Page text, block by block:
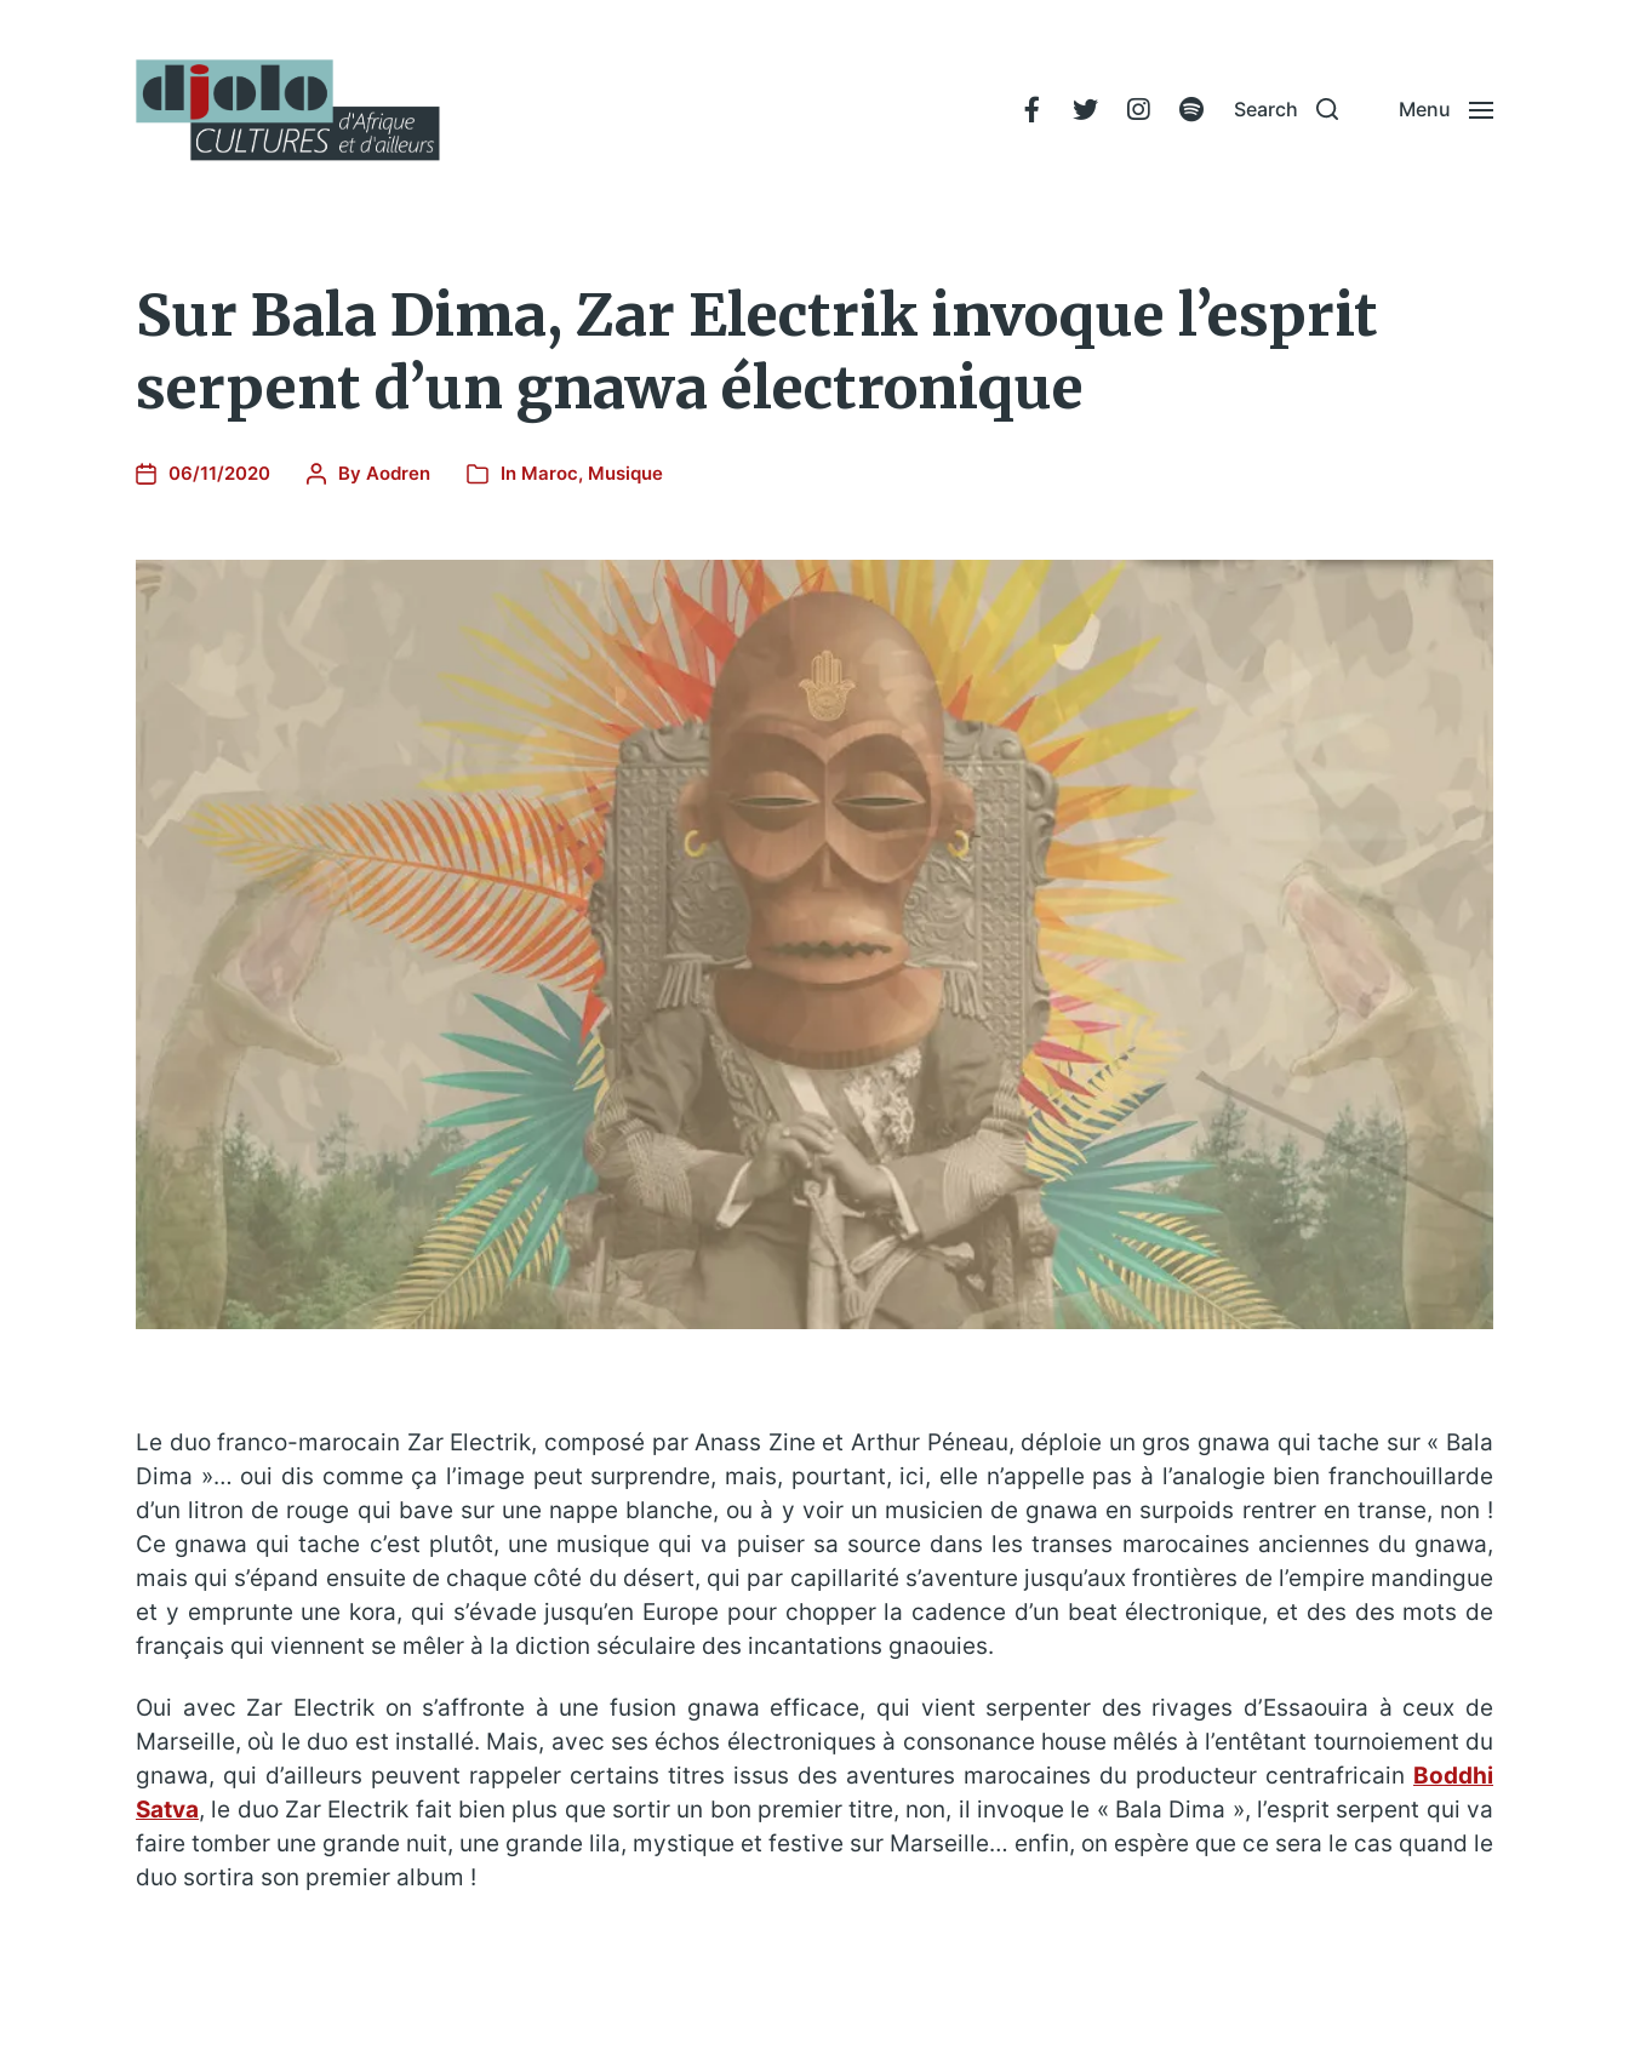
Search Menu
Sur Bala Dima, Zar Electrik invoque l’esprit
serpent d’un gnawa électronique
06/11/2020 By Aodren In Maroc, Musique
Le duo franco-marocain Zar Electrik, composé par Anass Zine et Arthur Péneau, déploie un gros gnawa qui tache sur « Bala
Dima »… oui dis comme ça l’image peut surprendre, mais, pourtant, ici, elle n’appelle pas à l’analogie bien franchouillarde
d’un litron de rouge qui bave sur une nappe blanche, ou à y voir un musicien de gnawa en surpoids rentrer en transe, non !
Ce gnawa qui tache c’est plutôt, une musique qui va puiser sa source dans les transes marocaines anciennes du gnawa,
mais qui s’épand ensuite de chaque côté du désert, qui par capillarité s’aventure jusqu’aux frontières de l’empire mandingue
et y emprunte une kora, qui s’évade jusqu’en Europe pour chopper la cadence d’un beat électronique, et des des mots de
français qui viennent se mêler à la diction séculaire des incantations gnaouies.
Oui avec Zar Electrik on s’affronte à une fusion gnawa efficace, qui vient serpenter des rivages d’Essaouira à ceux de
Marseille, où le duo est installé. Mais, avec ses échos électroniques à consonance house mêlés à l’entêtant tournoiement du
gnawa, qui d’ailleurs peuvent rappeler certains titres issus des aventures marocaines du producteur centrafricain Boddhi
Satva, le duo Zar Electrik fait bien plus que sortir un bon premier titre, non, il invoque le « Bala Dima », l’esprit serpent qui va
faire tomber une grande nuit, une grande lila, mystique et festive sur Marseille… enfin, on espère que ce sera le cas quand le
duo sortira son premier album !